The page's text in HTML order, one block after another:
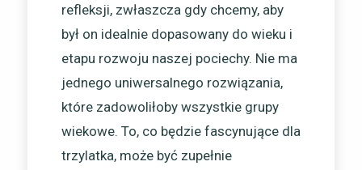
refleksji, zwłaszcza gdy chcemy, aby
był on idealnie dopasowany do wieku i
etapu rozwoju naszej pociechy. Nie ma
jednego uniwersalnego rozwiązania,
które zadowoliłoby wszystkie grupy
wiekowe. To, co będzie fascynujące dla
trzylatka, może być zupełnie